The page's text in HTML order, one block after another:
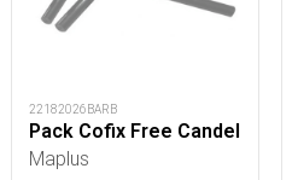
22182026BARB
Pack Cofix Free Candel
Maplus